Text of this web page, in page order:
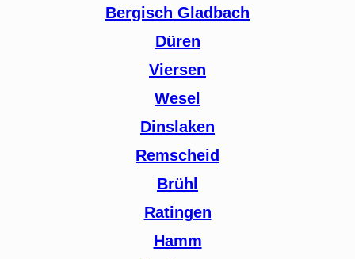
Bergisch Gladbach
Düren
Viersen
Wesel
Dinslaken
Remscheid
Brühl
Ratingen
Hamm